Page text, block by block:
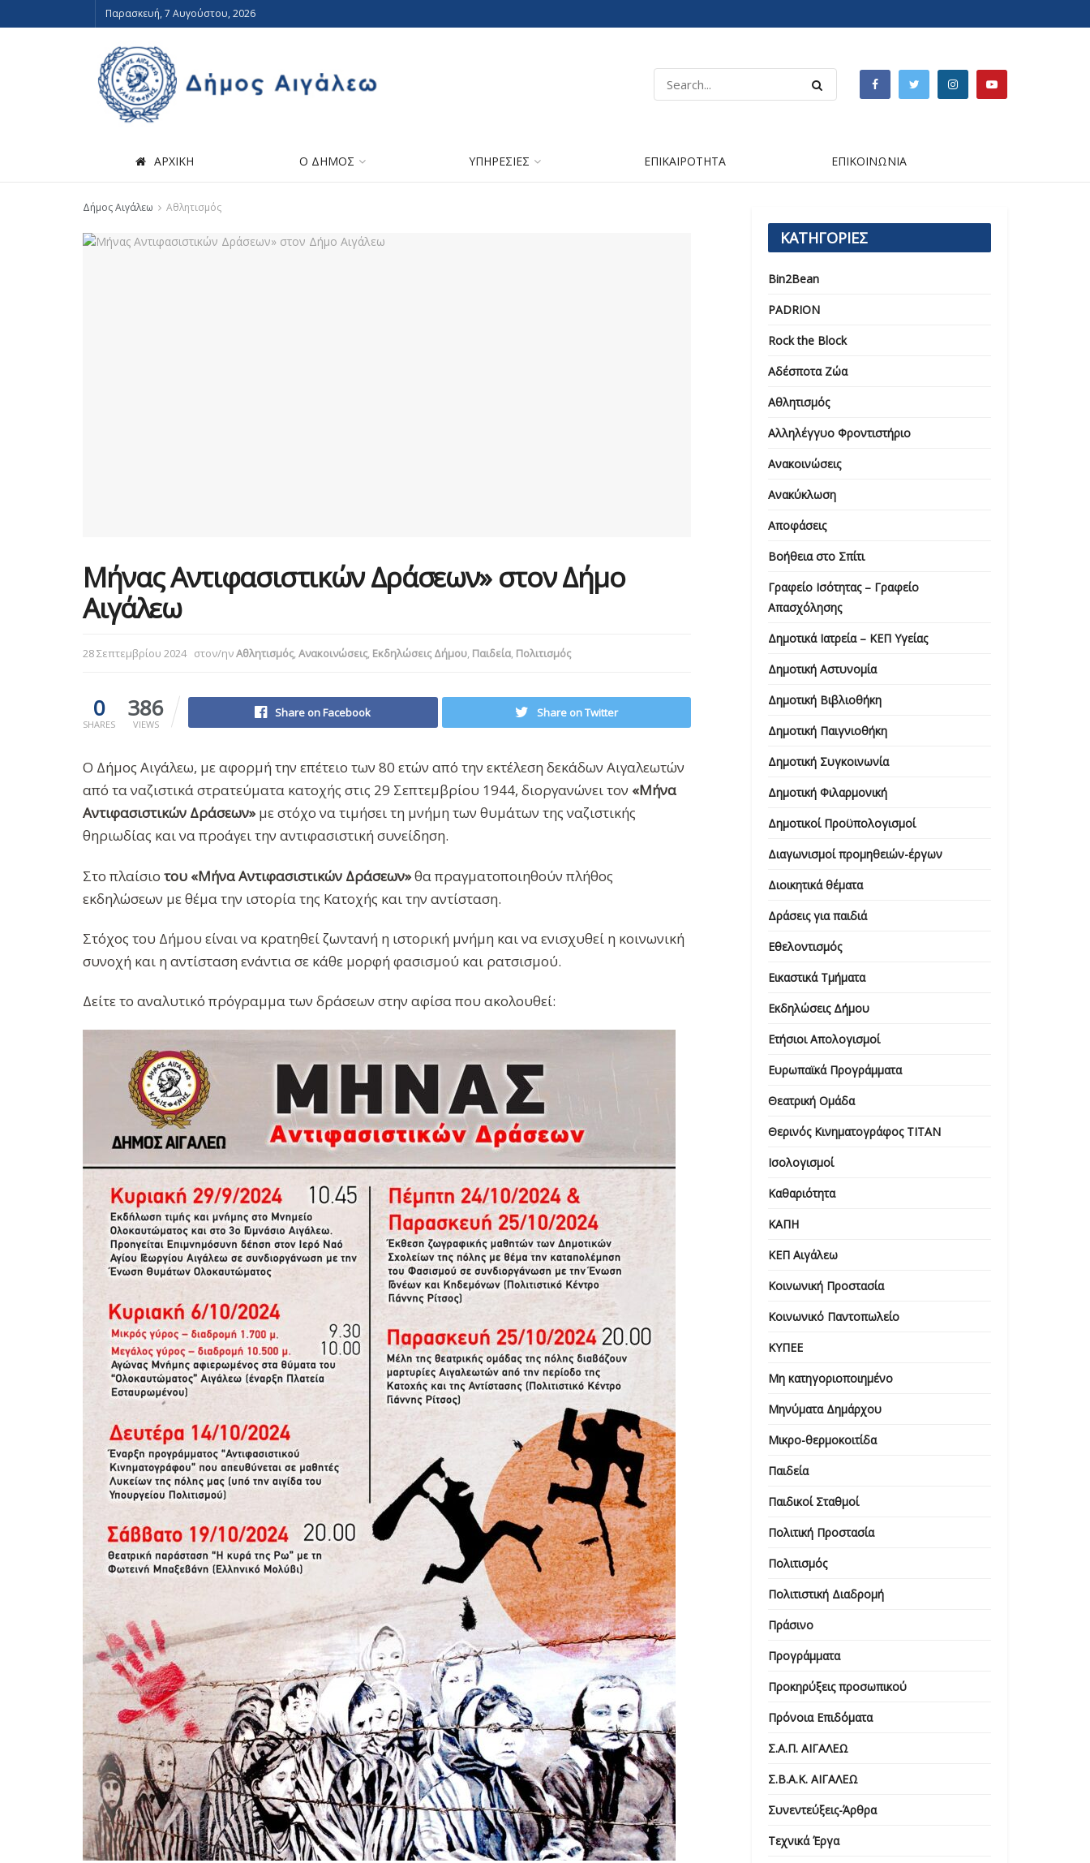
Παρασκευή, 7 Αυγούστου, 2026
ΑΡΧΙΚΗ Ο ΔΗΜΟΣ ΥΠΗΡΕΣΙΕΣ ΕΠΙΚΑΙΡΟΤΗΤΑ ΕΠΙΚΟΙΝΩΝΙΑ
Δήμος Αιγάλεω Αθλητισμός
Μήνας Αντιφασιστικών Δράσεων» στον Δήμο
Αιγάλεω
28 Σεπτεμβρίου 2024 στον/ηνΑθλητισμός,Ανακοινώσεις, Εκδηλώσεις Δήμου, Παιδεία, Πολιτισμός
0
SHARES
386
VIEWS
Share on Facebook Share on Twitter
Ο Δήμος Αιγάλεω, με αφορμή την επέτειο των 80 ετών από την εκτέλεση δεκάδων Αιγαλεωτών
από τα ναζιστικά στρατεύματα κατοχής στις 29 Σεπτεμβρίου 1944, διοργανώνει τον «Μήνα
Αντιφασιστικών Δράσεων»με στόχο να τιμήσει τη μνήμη των θυμάτων της ναζιστικής
θηριωδίας και να προάγει την αντιφασιστική συνείδηση.
Στο πλαίσιο του «Μήνα Αντιφασιστικών Δράσεων»θα πραγματοποιηθούν πλήθος
εκδηλώσεων με θέμα την ιστορία της Κατοχής και την αντίσταση.
Στόχος του Δήμου είναι να κρατηθεί ζωντανή η ιστορική μνήμη και να ενισχυθεί η κοινωνική
συνοχή και η αντίσταση ενάντια σε κάθε μορφή φασισμού και ρατσισμού.
Δείτε το αναλυτικό πρόγραμμα των δράσεων στην αφίσα που ακολουθεί:
ΚΑΤΗΓΟΡΙΕΣ
Bin2Bean
PADRION
Rock the Block
Αδέσποτα Ζώα
Αθλητισμός
Αλληλέγγυο Φροντιστήριο
Ανακοινώσεις
Ανακύκλωση
Αποφάσεις
Βοήθεια στο Σπίτι
Γραφείο Ισότητας – Γραφείο
Απασχόλησης
Δημοτικά Ιατρεία – ΚΕΠ Υγείας
Δημοτική Αστυνομία
Δημοτική Βιβλιοθήκη
Δημοτική Παιγνιοθήκη
Δημοτική Συγκοινωνία
Δημοτική Φιλαρμονική
Δημοτικοί Προϋπολογισμοί
Διαγωνισμοί προμηθειών-έργων
Διοικητικά θέματα
Δράσεις για παιδιά
Εθελοντισμός
Εικαστικά Τμήματα
Εκδηλώσεις Δήμου
Ετήσιοι Απολογισμοί
Ευρωπαϊκά Προγράμματα
Θεατρική Ομάδα
Θερινός Κινηματογράφος ΤΙΤΑΝ
Ισολογισμοί
Καθαριότητα
ΚΑΠΗ
ΚΕΠ Αιγάλεω
Κοινωνική Προστασία
Κοινωνικό Παντοπωλείο
ΚΥΠΕΕ
Μη κατηγοριοποιημένο
Μηνύματα Δημάρχου
Μικρο-θερμοκοιτίδα
Παιδεία
Παιδικοί Σταθμοί
Πολιτική Προστασία
Πολιτισμός
Πολιτιστική Διαδρομή
Πράσινο
Προγράμματα
Προκηρύξεις προσωπικού
Πρόνοια Επιδόματα
Σ.Α.Π. ΑΙΓΑΛΕΩ
Σ.Β.Α.Κ. ΑΙΓΑΛΕΩ
Συνεντεύξεις-Άρθρα
Τεχνικά Έργα